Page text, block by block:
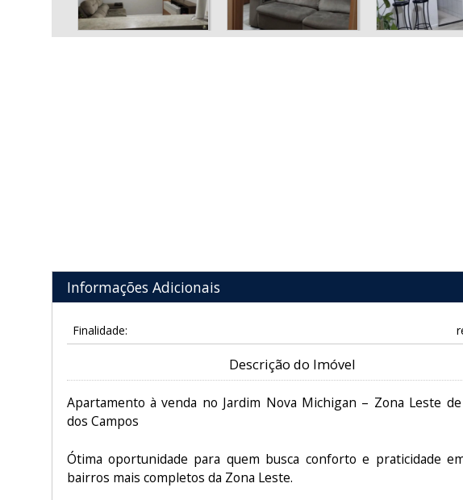
Informações Adicionais
Finalidade:
Descrição do Imóvel
Apartamento à venda no Jardim Nova Michigan – Zona Leste de
dos Campos
Ótima oportunidade para quem busca conforto e praticidade
bairros mais completos da Zona Leste.